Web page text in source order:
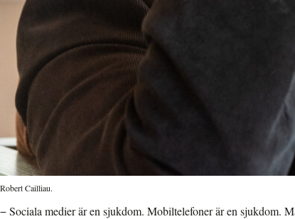
Robert Cailliau.
− Sociala medier är en sjukdom. Mobiltelefoner är en sjukdom.